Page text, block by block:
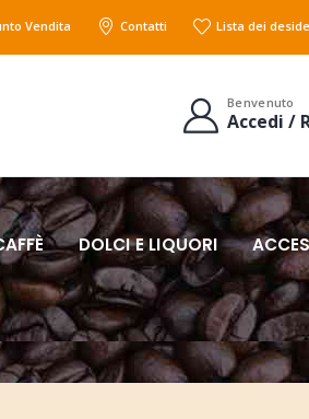
Vendita Contatti Lista dei
Benvenuto
Accedi /
DOLCI E LIQUORI